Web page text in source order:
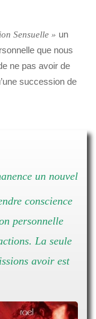
Sensuelle » un
que nous
ne pas avoir de
succession de
un nouvel
conscience
personnelle
La seule
avoir est